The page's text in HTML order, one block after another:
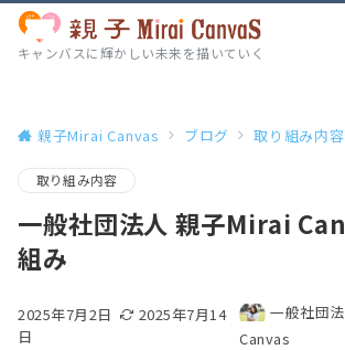
キャンバスに輝かしい未来を描いていく
親子Mirai Canvas ブログ 取り組み内容
取り組み内容
一般社団法人 親子Mirai
組み
2025年7月2日
2025年7月14
日
一般社団
Canvas